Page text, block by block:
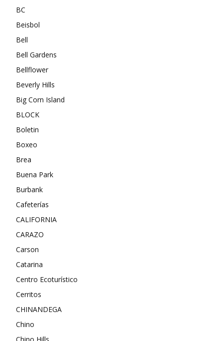
BC
Beisbol
Bell
Bell Gardens
Bellflower
Beverly Hills
Big Corn Island
BLOCK
Boletin
Boxeo
Brea
Buena Park
Burbank
Cafeterías
CALIFORNIA
CARAZO
Carson
Catarina
Centro Ecoturístico
Cerritos
CHINANDEGA
Chino
Chino Hills